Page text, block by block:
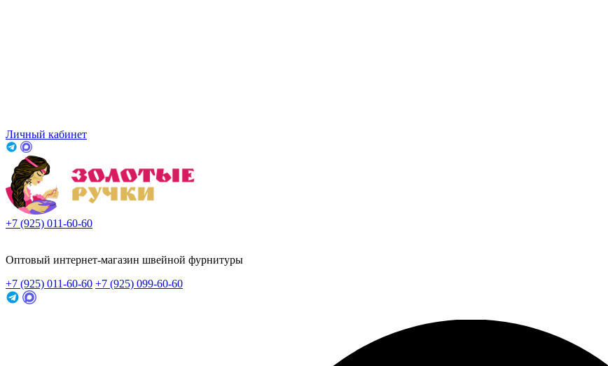
Личный кабинет
+7 (925) 011-60-60
Оптовый интернет-магазин швейной фурнитуры
+7 (925) 011-60-60 +7 (925) 099-60-60